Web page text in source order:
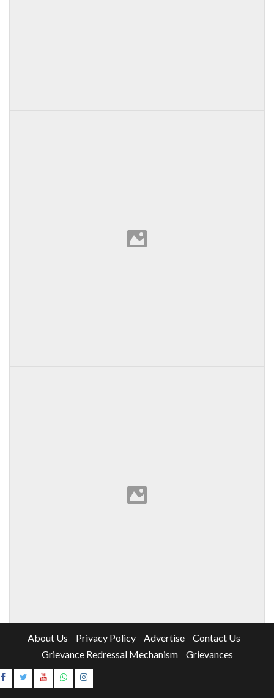
About Us Privacy Policy Advertise
Contact Us
Grievance Redressal Mechanism
Grievances
Instagram